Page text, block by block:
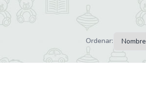
Ordenar: